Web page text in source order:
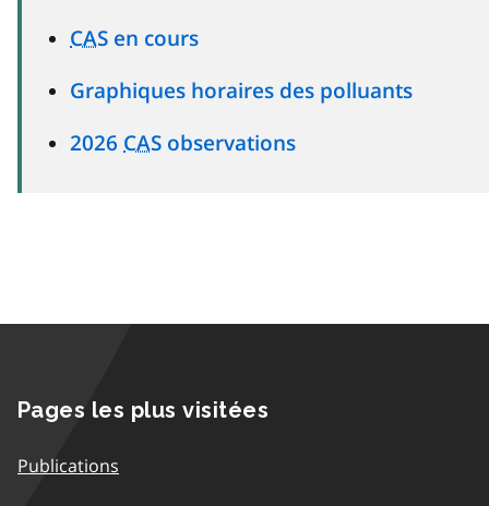
CAS en cours
Graphiques horaires des polluants
2026 CAS observations
Pages les plus visitées
Publications